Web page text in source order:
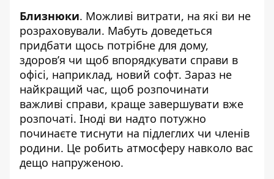
Близнюки. Можливі витрати, на які ви не
розраховували. Мабуть доведеться
придбати щось потрібне для дому,
здоровʼя чи щоб впорядкувати справи в
офісі, наприклад, новий софт. Зараз не
найкращий час, щоб розпочинати
важливі справи, краще завершувати вже
розпочаті. Іноді ви надто потужно
починаєте тиснути на підлеглих чи членів
родини. Це робить атмосферу навколо вас
дещо напруженою.